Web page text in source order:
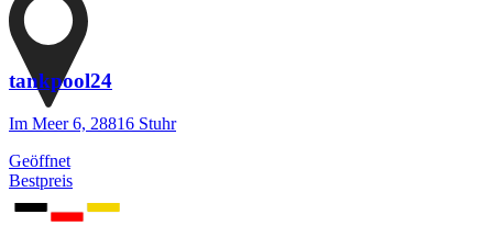
tankpool24
Im Meer 6, 28816 Stuhr
Geöffnet
Bestpreis